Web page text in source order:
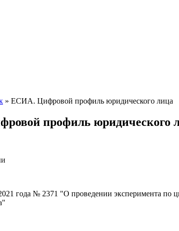
» ЕСИА. Цифровой профиль юридического лица
профиль юридического
года № 2371 "О проведении эксперимента по